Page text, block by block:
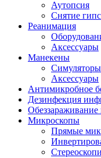
Аутопсия
Снятие
Реанимация
Аксессуары
Манекены
Симуляторы
Аксессуары
Антимикробное
Дезинфекция
Обеззараживание
Микроскопы
Прямые